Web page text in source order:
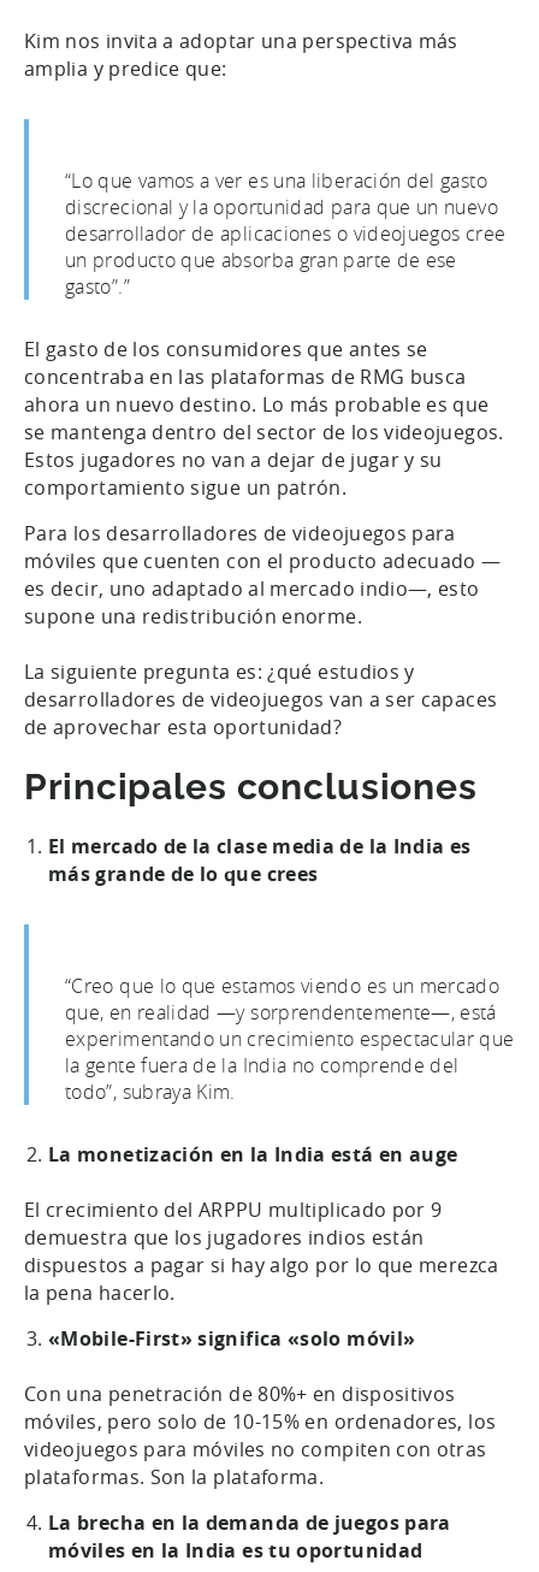
Kim nos invita a adoptar una perspectiva más
amplia y predice que:
“Lo que vamos a ver es una liberación del gasto
discrecional y la oportunidad para que un nuevo
desarrollador de aplicaciones o videojuegos cree
un producto que absorba gran parte de ese
gasto”.”
El gasto de los consumidores que antes se
concentraba en las plataformas de RMG busca
ahora un nuevo destino. Lo más probable es que
se mantenga dentro del sector de los videojuegos.
Estos jugadores no van a dejar de jugar y su
comportamiento sigue un patrón.
Para los desarrolladores de videojuegos para
móviles que cuenten con el producto adecuado —
es decir, uno adaptado al mercado indio—, esto
supone una redistribución enorme.
La siguiente pregunta es: ¿qué estudios y
desarrolladores de videojuegos van a ser capaces
de aprovechar esta oportunidad?
Principales conclusiones
El mercado de la clase media de la India es
más grande de lo que crees
“Creo que lo que estamos viendo es un mercado
que, en realidad —y sorprendentemente—, está
experimentando un crecimiento espectacular que
la gente fuera de la India no comprende del
todo”, subraya Kim.
La monetización en la India está en auge
El crecimiento del ARPPU multiplicado por 9
demuestra que los jugadores indios están
dispuestos a pagar si hay algo por lo que merezca
la pena hacerlo.
«Mobile-First» significa «solo móvil»
Con una penetración de 80%+ en dispositivos
móviles, pero solo de 10-15% en ordenadores, los
videojuegos para móviles no compiten con otras
plataformas. Son la plataforma.
La brecha en la demanda de juegos para
móviles en la India es tu oportunidad